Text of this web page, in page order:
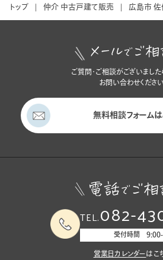
トップ 仲介 中古戸建て販売 広島市
ご質問・ご相談がございまし
お問い合わせください
無料相談フォームは
TEL.082-
受付時間
営業日カレンダーはこ